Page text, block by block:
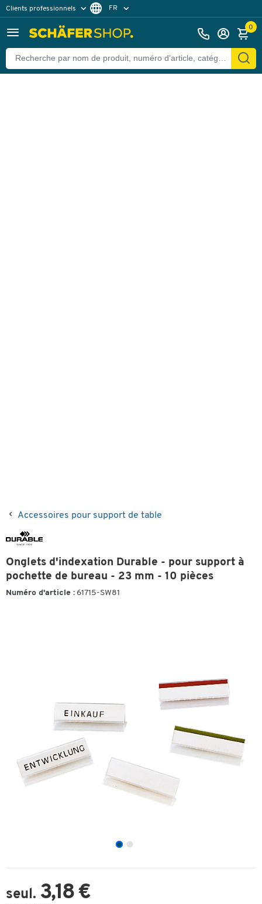
Clients professionnels
Clients particuliers
FR
0
Accessoires pour support de table
Onglets d'indexation Durable - pour support à
pochette de bureau - 23 mm - 10 pièces
Numéro d'article : 61715-SW81
seul. 3,18 €
Retour